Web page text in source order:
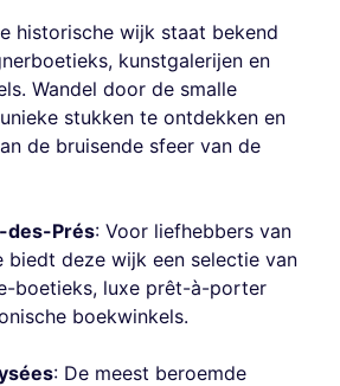
historische wijk staat bekend
kunstgalerijen en
Wandel door de smalle
stukken te ontdekken en
de bruisende sfeer van de
des-Prés: Voor liefhebbers van
biedt deze wijk een selectie van
boetieks, luxe prêt-à-porter
boekwinkels.
: De meest beroemde